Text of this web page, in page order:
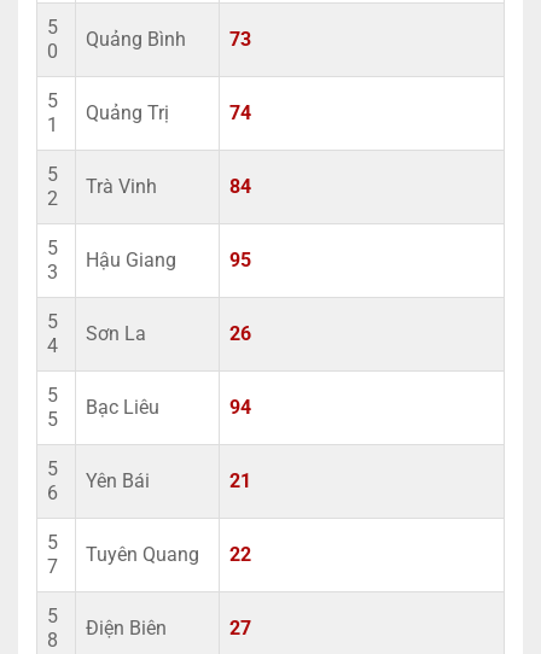
5
0
Quảng Bình 73
5
1
Quảng Trị 74
5
2
Trà Vinh 84
5
3
Hậu Giang 95
5
4
Sơn La 26
5
5
Bạc Liêu 94
5
6
Yên Bái 21
5
7
Tuyên Quang 22
5
8
Điện Biên 27